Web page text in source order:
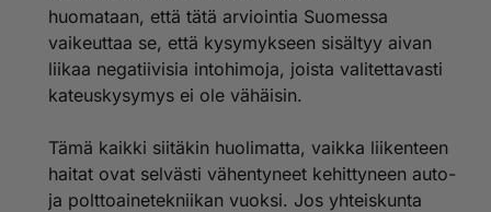
huomataan, että tätä arviointia Suomessa
vaikeuttaa se, että kysymykseen sisältyy aivan
liikaa negatiivisia intohimoja, joista valitettavasti
kateuskysymys ei ole vähäisin.
Tämä kaikki siitäkin huolimatta, vaikka liikenteen
haitat ovat selvästi vähentyneet kehittyneen auto-
ja polttoainetekniikan vuoksi. Jos yhteiskunta